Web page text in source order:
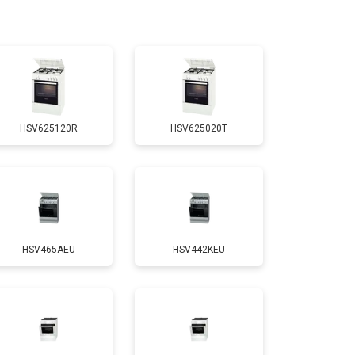
3000 ₽ Заказать
2750 ₽ Заказать
2590 ₽ Заказать
2600 ₽ Заказать
HSV625120R HSV625020T
HSV465AEU HSV442KEU